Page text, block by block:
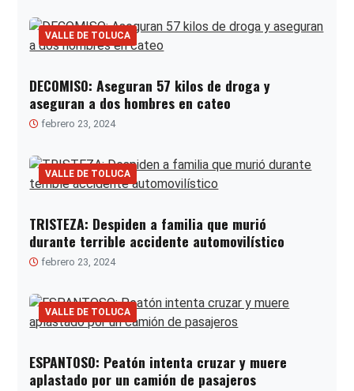
VALLE DE TOLUCA
DECOMISO: Aseguran 57 kilos de droga y
aseguran a dos hombres en cateo
febrero 23, 2024
VALLE DE TOLUCA
TRISTEZA: Despiden a familia que murió
durante terrible accidente automovilístico
febrero 23, 2024
VALLE DE TOLUCA
ESPANTOSO: Peatón intenta cruzar y muere
aplastado por un camión de pasajeros